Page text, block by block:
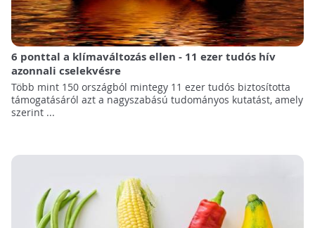
6 ponttal a klímaváltozás ellen - 11 ezer tudós hív
azonnali cselekvésre
Több mint 150 országból mintegy 11 ezer tudós biztosította
támogatásáról azt a nagyszabású tudományos kutatást, amely
szerint ...